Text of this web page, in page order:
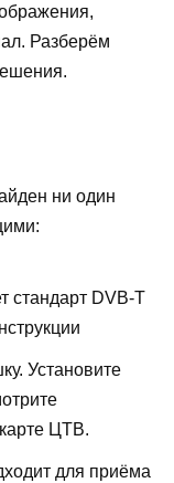
Разберём
ни один
стандарт DVB-T
Установите
ЦТВ.
для приёма